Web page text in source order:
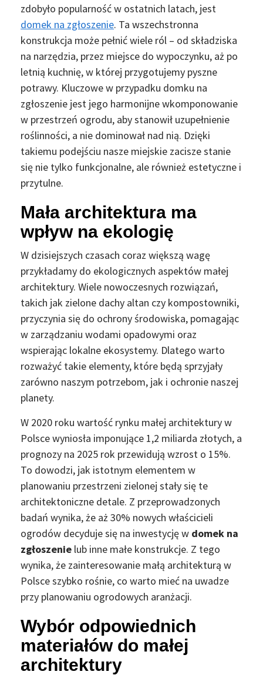
zdobyło popularność w ostatnich latach, jest
domek na zgłoszenie. Ta wszechstronna
konstrukcja może pełnić wiele ról – od składziska
na narzędzia, przez miejsce do wypoczynku, aż po
letnią kuchnię, w której przygotujemy pyszne
potrawy. Kluczowe w przypadku domku na
zgłoszenie jest jego harmonijne wkomponowanie
w przestrzeń ogrodu, aby stanowił uzupełnienie
roślinności, a nie dominował nad nią. Dzięki
takiemu podejściu nasze miejskie zacisze stanie
się nie tylko funkcjonalne, ale również estetyczne i
przytulne.
Mała architektura ma
wpływ na ekologię
W dzisiejszych czasach coraz większą wagę
przykładamy do ekologicznych aspektów małej
architektury. Wiele nowoczesnych rozwiązań,
takich jak zielone dachy altan czy kompostowniki,
przyczynia się do ochrony środowiska, pomagając
w zarządzaniu wodami opadowymi oraz
wspierając lokalne ekosystemy. Dlatego warto
rozważyć takie elementy, które będą sprzyjały
zarówno naszym potrzebom, jak i ochronie naszej
planety.
W 2020 roku wartość rynku małej architektury w
Polsce wyniosła imponujące 1,2 miliarda złotych, a
prognozy na 2025 rok przewidują wzrost o 15%.
To dowodzi, jak istotnym elementem w
planowaniu przestrzeni zielonej stały się te
architektoniczne detale. Z przeprowadzonych
badań wynika, że aż 30% nowych właścicieli
ogrodów decyduje się na inwestycję w domek na
zgłoszenie lub inne małe konstrukcje. Z tego
wynika, że zainteresowanie małą architekturą w
Polsce szybko rośnie, co warto mieć na uwadze
przy planowaniu ogrodowych aranżacji.
Wybór odpowiednich
materiałów do małej
architektury